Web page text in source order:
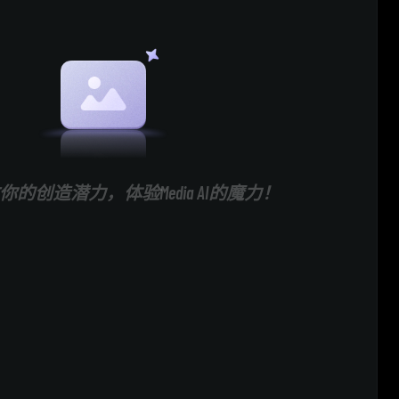
的创造潜力，体验Media AI的魔力！